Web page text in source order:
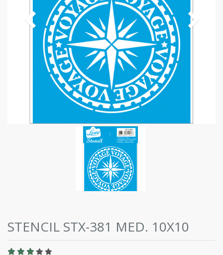
STENCIL STX-381 MED. 10X10